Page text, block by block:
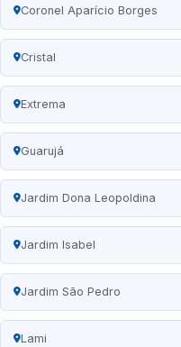
Coronel Aparício Borges
Cristal
Extrema
Guarujá
Jardim Dona Leopoldina
Jardim Isabel
Jardim São Pedro
Lami